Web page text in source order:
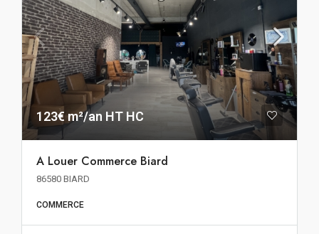
123€ m²/an HT HC
A Louer Commerce Biard
86580 BIARD
COMMERCE